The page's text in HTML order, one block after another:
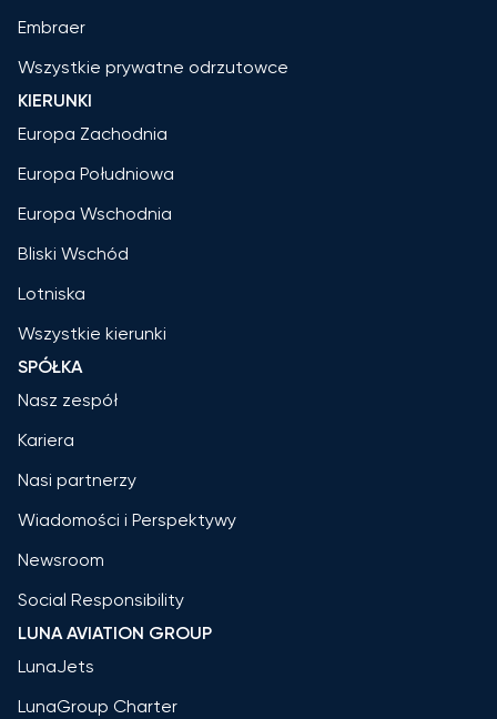
Embraer
Wszystkie prywatne odrzutowce
KIERUNKI
Europa Zachodnia
Europa Południowa
Europa Wschodnia
Bliski Wschód
Lotniska
Wszystkie kierunki
SPÓŁKA
Nasz zespół
Kariera
Nasi partnerzy
Wiadomości i Perspektywy
Newsroom
Social Responsibility
LUNA AVIATION GROUP
LunaJets
LunaGroup Charter